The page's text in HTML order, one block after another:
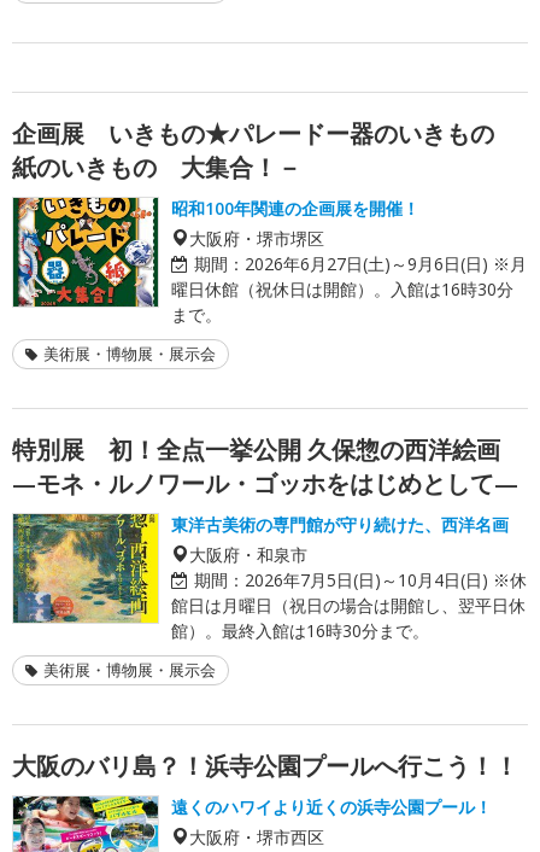
企画展 いきもの★パレードー器のいきもの
紙のいきもの 大集合！－
昭和100年関連の企画展を開催！
大阪府・堺市堺区
期間： 2026年6月27日(土)～9月6日(日) ※月
曜日休館（祝休日は開館）。入館は16時30分
まで。
美術展・博物展・展示会
特別展 初！全点一挙公開 久保惣の西洋絵画
—モネ・ルノワール・ゴッホをはじめとして—
東洋古美術の専門館が守り続けた、西洋名画
大阪府・和泉市
期間： 2026年7月5日(日)～10月4日(日) ※休
館日は月曜日（祝日の場合は開館し、翌平日休
館）。最終入館は16時30分まで。
美術展・博物展・展示会
大阪のバリ島？！浜寺公園プールへ行こう！！
遠くのハワイより近くの浜寺公園プール！
大阪府・堺市西区